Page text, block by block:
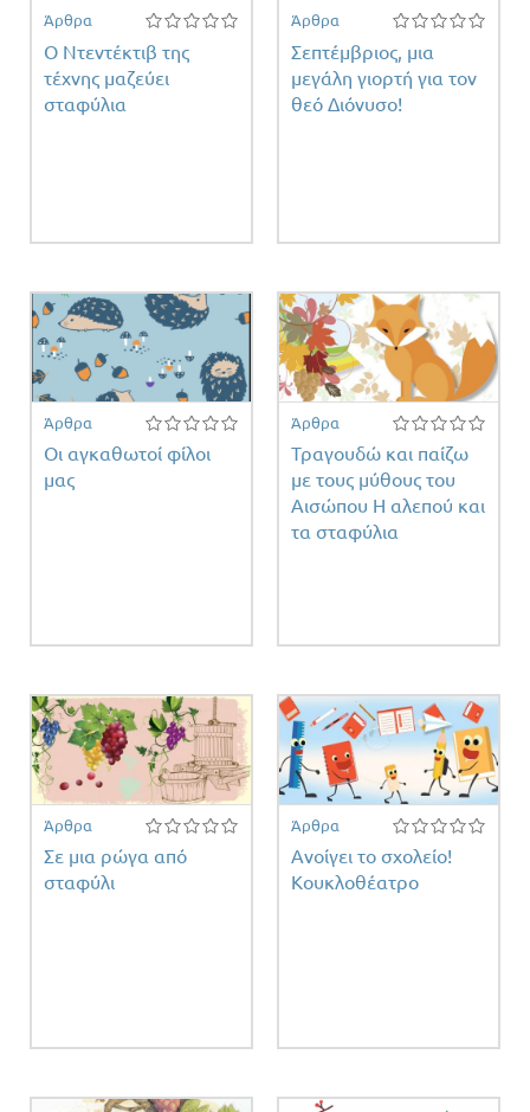
Άρθρα
Ο Ντεντέκτιβ της
τέχνης μαζεύει
σταφύλια
Άρθρα
Σεπτέμβριος, μια
μεγάλη γιορτή για τον
θεό Διόνυσο!
Άρθρα
Οι αγκαθωτοί φίλοι
μας
Άρθρα
Τραγουδώ και παίζω
με τους μύθους του
Αισώπου Η αλεπού και
τα σταφύλια
Άρθρα
Σε μια ρώγα από
σταφύλι
Άρθρα
Ανοίγει το σχολείο!
Κουκλοθέατρο